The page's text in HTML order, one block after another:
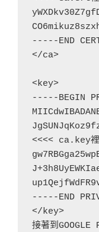
-----END
</ca>
<key>
-----BEGIN
<<<< ca.key裡
-----END
</key>
接著到GOOGLE